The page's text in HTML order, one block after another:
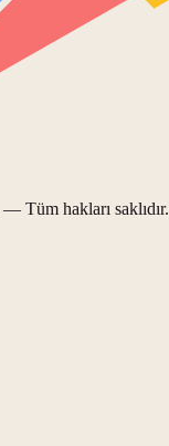
— Tüm hakları saklıdır.